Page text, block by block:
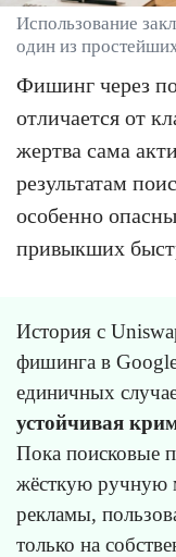
Использование
один из
Фишинг через
отличается от
жертва сама
результатам
особенно
привыкших
История с
фишинга в
единичных
устойчивая
Пока поисковые
жёсткую ручную
рекламы,
только на